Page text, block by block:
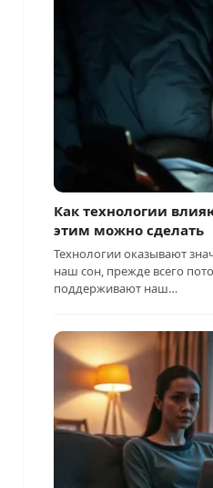
Как технологии
этим можно сделать
Технологии оказывают
наш сон, прежде всего
поддерживают наш…